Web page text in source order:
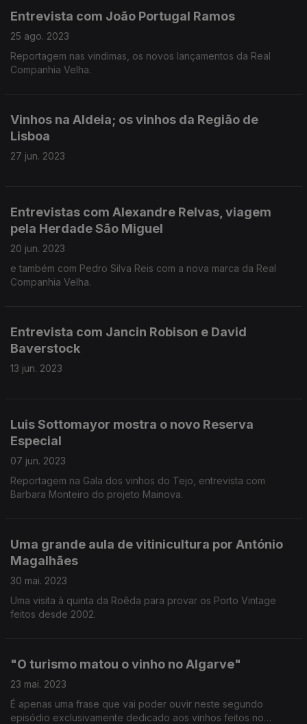
Entrevista com João Portugal Ramos
25 ago. 2023
Reportagem nas vindimas, os novos lançamentos da Real
Companhia Velha.
Vinhos na Aldeia; os vinhos da Região de
Lisboa
27 jun. 2023
Entrevistas com Alexandre Relvas, viagem
pela Herdade São Miguel
20 jun. 2023
e também com Pedro Silva Reis com a nova marca da Real
Companhia Velha.
Entrevista com Jancin Robison e David
Baverstock
13 jun. 2023
Luis Sottomayor mostra o novo Reserva
Especial
07 jun. 2023
Reportagem na Gala dos vinhos do Tejo, entrevista com
Barbara Monteiro do projeto Mainova.
Uma grande aula de vitinicultura por António
Magalhães
30 mai. 2023
Uma visita à quinta da Roêda para provar os Porto Vintage
feitos desde 2002.
"O turismo matou o vinho no Algarve"
23 mai. 2023
É apenas uma frase que vai poder ouvir neste segundo
episódio exclusivamente dedicado aos vinhos feitos no